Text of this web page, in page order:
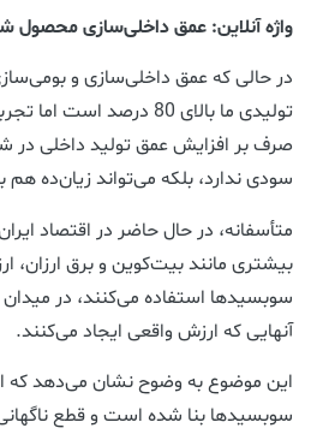
واژه آنلاین: عمق داخلی‌سازی محصول
در حالی که عمق داخلی‌سازی و
تولیدی ما بالای 80 درصد
صرف بر افزایش عمق تولید داخلی در
سودی ندارد، بلکه می‌تواند زیان‌ده هم
متأسفانه، در حال حاضر در اقتصاد
بیشتری مانند بیت‌کوین و برق ارزان،
سوبسیدها استفاده می‌کنند، در
آنهایی که ارزش واقعی ایجاد می‌کنند.
این موضوع به وضوح نشان می‌دهد که
سوبسیدها بنا شده است و قطع ناگهانی